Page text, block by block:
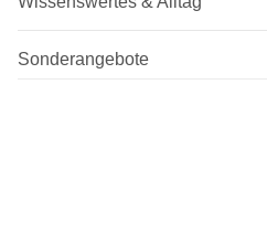
Sonderangebote